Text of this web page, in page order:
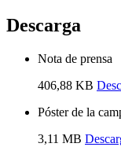
Descarga
Nota de prensa
406,88 KB
Póster de la
3,11 MB